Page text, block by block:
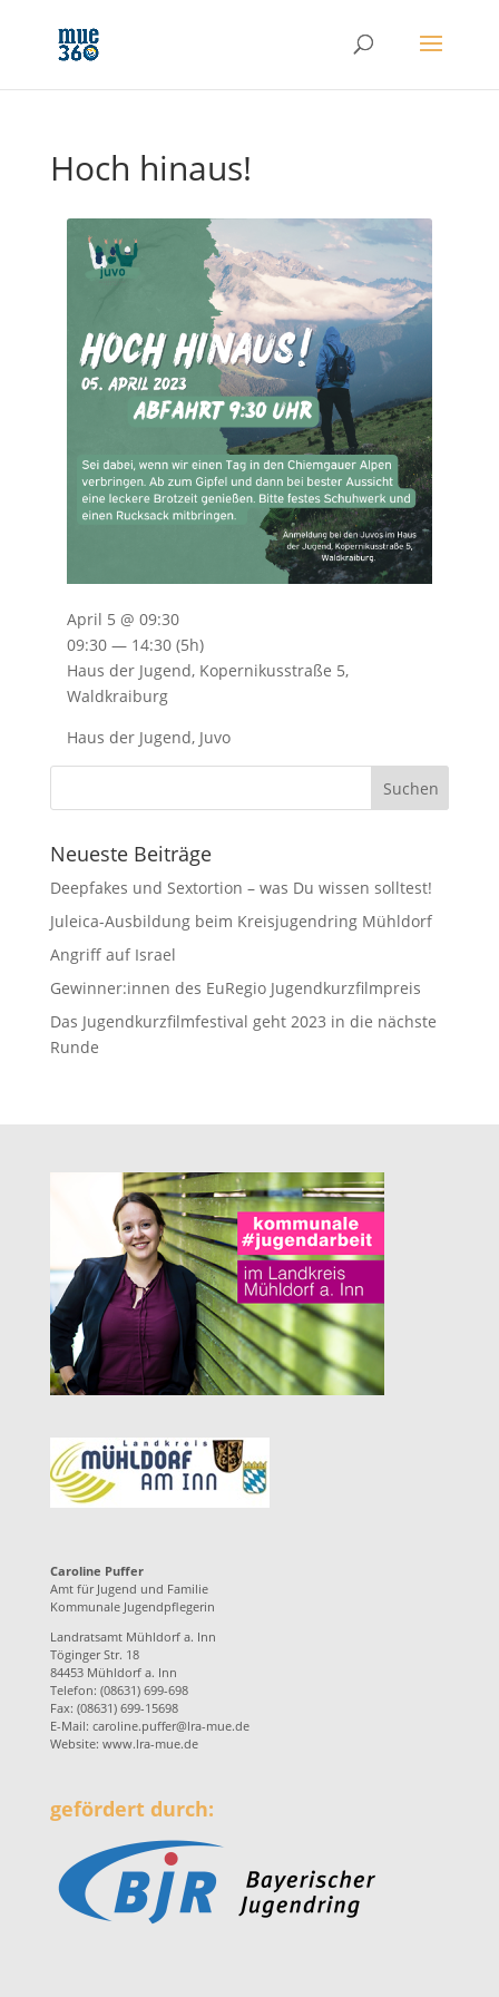
Hoch hinaus!
April 5 @ 09:30
09:30 — 14:30 (5h)
Haus der Jugend, Kopernikusstraße 5,
Waldkraiburg
Haus der Jugend, Juvo
Neueste Beiträge
Deepfakes und Sextortion – was Du wissen solltest!
Juleica-Ausbildung beim Kreisjugendring Mühldorf
Angriff auf Israel
Gewinner:innen des EuRegio Jugendkurzfilmpreis
Das Jugendkurzfilmfestival geht 2023 in die nächste
Runde
Caroline Puffer
Amt für Jugend und Familie
Kommunale Jugendpflegerin
Landratsamt Mühldorf a. Inn
Töginger Str. 18
84453 Mühldorf a. Inn
Telefon: (08631) 699-698
Fax: (08631) 699-15698
E-Mail: caroline.puffer@lra-mue.de
Website: www.lra-mue.de
gefördert durch: